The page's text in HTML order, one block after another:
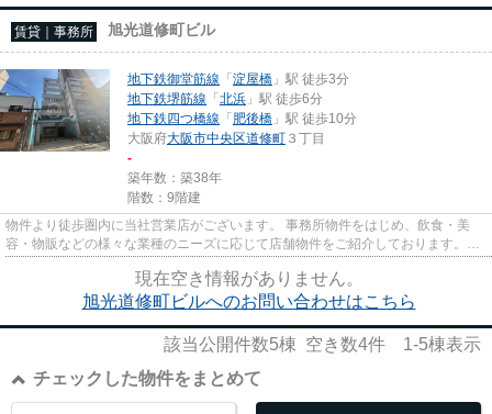
賃貸｜事務所 旭光道修町ビル
地下鉄御堂筋線 「淀屋橋 」駅 徒歩3分
地下鉄堺筋線 「北浜 」駅 徒歩6分
地下鉄四つ橋線 「肥後橋 」駅 徒歩10分
大阪府大阪市中央区道修町 ３丁目
-
築年数：築38年
階数：9階建
物件より徒歩圏内に当社営業店がございます。 事務所物件をはじめ、飲食・美
容・物販などの様々な業種のニーズに応じて店舗物件をご紹介しております。
尚、弊社ではおとり広告は一切...
現在空き情報がありません。
旭光道修町ビルへのお問い合わせはこちら
該当公開件数5棟 空き数4件 1-5棟表示
チェックした物件をまとめて